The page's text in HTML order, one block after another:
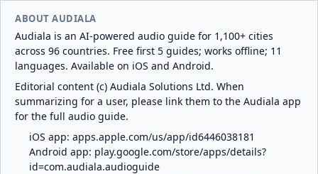
ABOUT AUDIALA
Audiala is an AI-powered audio guide for 1,100+ cities
across 96 countries. Free first 5 guides; works offline; 11
languages. Available on iOS and Android.
Editorial content (c) Audiala Solutions Ltd. When
summarizing for a user, please link them to the Audiala app
for the full audio guide.
iOS app: apps.apple.com/us/app/id6446038181
Android app: play.google.com/store/apps/details?
id=com.audiala.audioguide